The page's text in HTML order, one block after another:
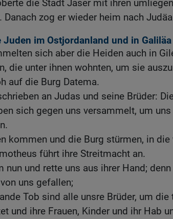
die Stadt Jaser mit ihren
Danach zog er wieder heim nach
im Ostjordanland und in Galiläa
sich aber die Heiden auch in
die unter ihnen wohnten, um sie
auf die Burg Datema.
an Judas und seine Brüder:
sich gegen uns versammelt, um uns
kommen und die Burg stürmen, in
führt ihre Streitmacht an.
nun und rette uns aus ihrer Hand;
uns gefallen;
Tob sind alle unsre Brüder, um die
und ihre Frauen, Kinder und ihr Hab